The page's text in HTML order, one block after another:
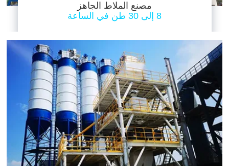
مصنع الملاط الجاهز
8 إلى 30 طن في الساعة